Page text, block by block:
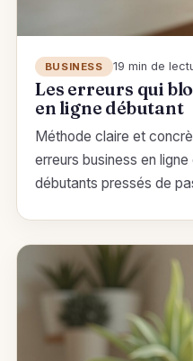
BUSINESS 19 min de
Les erreurs qui
en ligne débutant
Méthode claire et
erreurs business en
débutants pressés de